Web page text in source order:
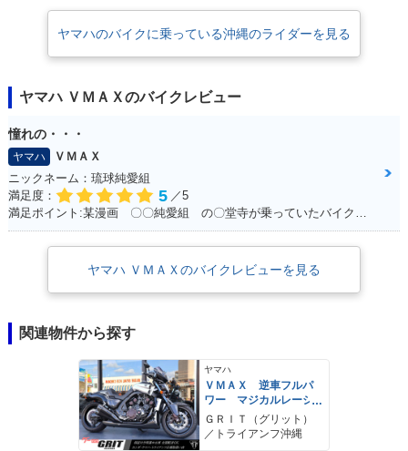
ヤマハのバイクに乗っている沖縄のライダーを見る
ヤマハ ＶＭＡＸのバイクレビュー
憧れの・・・
ヤマハ
ＶＭＡＸ
ニックネーム：琉球純愛組
満足度：
5 ／5
満足ポイント:某漫画 〇〇純愛組 の〇堂寺が乗っていたバイク。。。 私もジャックナイフを決めたいと思い、毎日学校にも行かず土方のバイトをしてためた150万 荒馬のようなハンドリング、じゃじゃ馬のような加速。。。全てが最高でした！ 20年たった今でもガレージでしっかり現役です！！最高の相棒ですよ！！
ヤマハ ＶＭＡＸのバイクレビューを見る
関連物件から探す
ヤマハ
ＶＭＡＸ 逆車フルパ
ワー マジカルレーシ
ングカーボンフル外
装 プラナスマフラ
ー ワンオーナー
ＧＲＩＴ（グリット）
／トライアンフ沖縄